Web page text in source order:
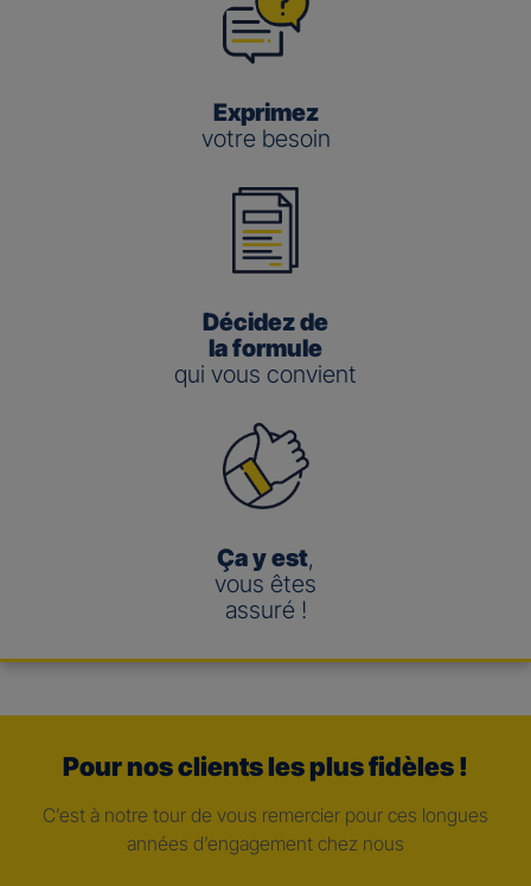
Exprimez
votre besoin
Décidez de
la formule
qui vous convient
Ça y est,
vous êtes
assuré !
Pour nos clients les plus fidèles !
C’est à notre tour de vous remercier pour ces longues
années d’engagement chez nous